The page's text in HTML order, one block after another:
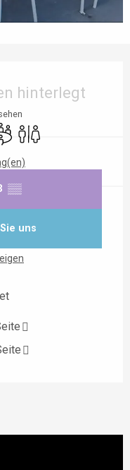
hinterlegt
Toiletten
▒▒
uns